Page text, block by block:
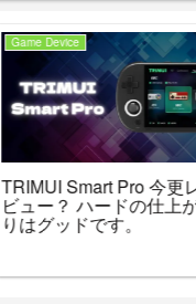
Game Device
TRIMUI Smart Pro 今更レ
ビュー？ ハードの仕上が
りはグッドです。